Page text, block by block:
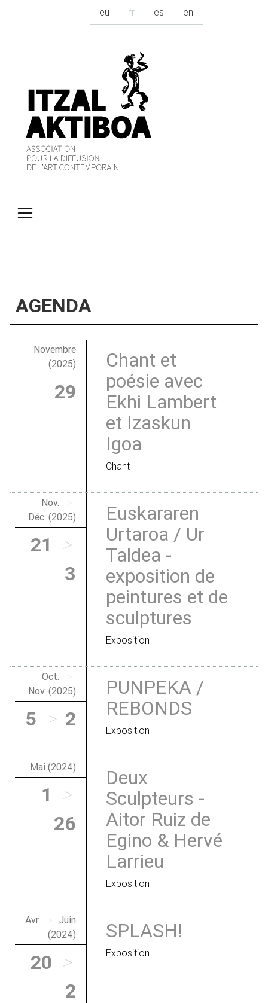
eu fr es en
AGENDA
Novembre
(2025)
29
Chant et
poésie avec
Ekhi Lambert
et Izaskun
Igoa
Chant
Nov.
>
Déc. (2025)
21
>
3
Euskararen
Urtaroa / Ur
Taldea -
exposition de
peintures et de
sculptures
Exposition
Oct.
>
Nov. (2025)
5 > 2
PUNPEKA /
REBONDS
Exposition
Mai (2024)
1
>
26
Deux
Sculpteurs -
Aitor Ruiz de
Egino & Hervé
Larrieu
Exposition
Avr. >
Juin
(2024)
20 >
2
SPLASH!
Exposition